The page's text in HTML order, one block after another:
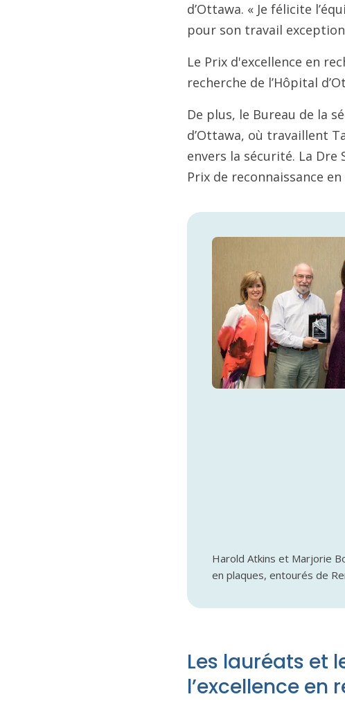
d’Ottawa. « Je félicite
pour son travail
Le Prix d'excellence en
recherche de l’Hôpital
De plus, le Bureau de la
d’Ottawa, où travaillent
envers la sécurité. La
Prix de reconnaissance
Harold Atkins et Marjorie
en plaques, entourés de
Les lauréats et
l’excellence en